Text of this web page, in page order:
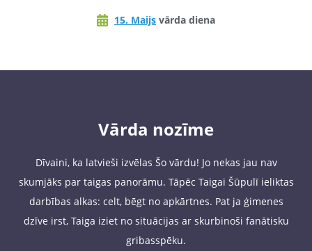
15. Maijs vārda diena
Vārda nozīme
Dīvaini, ka latvieši izvēlas Šo vārdu! Jo nekas jau nav
skumjāks par taigas panorāmu. Tāpēc Taigai Šūpulī ieliktas
darbības alkas: celt, bēgt no apkārtnes. Pat ja ģimenes
dzīve irst, Taiga iziet no situācijas ar skurbinoši fanātisku
gribasspēku.